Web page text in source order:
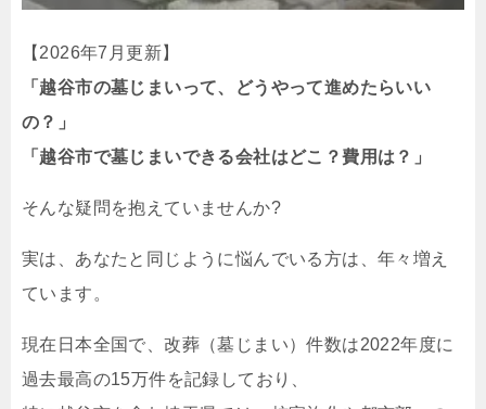
【2026年7月更新】
「越谷市の墓じまいって、どうやって進めたらいい
の？」
「越谷市で墓じまいできる会社はどこ？費用は？」
そんな疑問を抱えていませんか?
実は、あなたと同じように悩んでいる方は、年々増え
ています。
現在日本全国で、改葬（墓じまい）件数は2022年度に
過去最高の15万件を記録しており、